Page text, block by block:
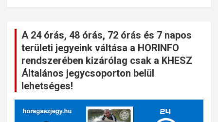
A 24 órás, 48 órás, 72 órás és 7 napos
területi jegyeink váltása a HORINFO
rendszerében kizárólag csak a KHESZ
Általános jegycsoporton belül
lehetséges!